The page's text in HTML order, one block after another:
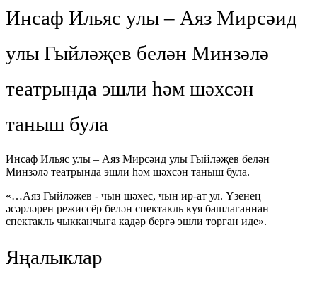
Инсаф Ильяс улы – Аяз Мирсәид
улы Гыйләҗев белән Минзәлә
театрында эшли һәм шәхсән
таныш була
Инсаф Ильяс улы – Аяз Мирсәид улы Гыйләҗев белән
Минзәлә театрында эшли һәм шәхсән таныш була.
«…Аяз Гыйләҗев - чын шәхес, чын ир-ат ул. Үзенең
әсәрләрен режиссёр белән спектакль куя башлаганнан
спектакль чыкканчыга кадәр бергә эшли торган иде».
Яңалыклар